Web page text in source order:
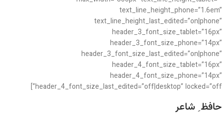
text_line_height_phone=”1.6em”
text_line_height_last_edited=”on|phone”
header_3_font_size_tablet=”16px”
header_3_font_size_phone=”14px”
header_3_font_size_last_edited=”on|phone”
header_4_font_size_tablet=”16px”
header_4_font_size_phone=”14px”
header_4_font_size_last_edited=”off|desktop” locked=”off”]
حافظ ِ شاعر